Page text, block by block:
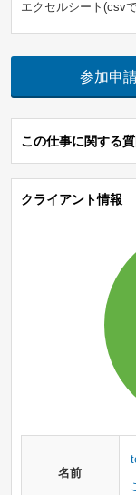
エクセルシート(csv
参加申
この仕事に関する
クライアント情報
名前